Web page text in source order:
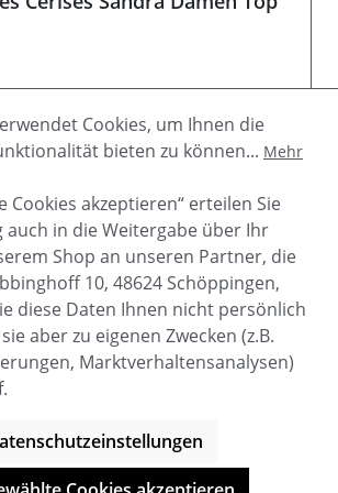
Preis:
€(67.29% gespart)
Details
Cookies, um Ihnen die
bieten zu können... Mehr
Cookies akzeptieren“ erteilen Sie
auch in die Weitergabe über Ihr
Shop an unseren Partner, die
10, 48624 Schöppingen,
diese Daten Ihnen nicht persönlich
aber zu eigenen Zwecken (z.B.
Marktverhaltensanalysen)